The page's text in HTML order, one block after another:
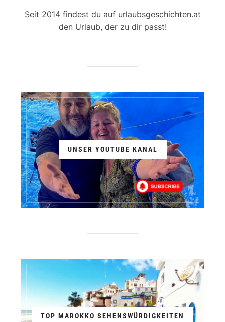
Seit 2014 findest du auf urlaubsgeschichten.at
den Urlaub, der zu dir passt!
UNSER YOUTUBE KANAL
TOP MAROKKO SEHENSWÜRDIGKEITEN